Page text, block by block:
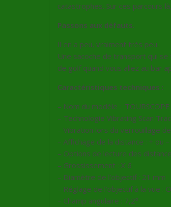
catastrophes. Sur ces parcours
Passons aux défauts.
Il en a peu, vraiment très peu.
Une sacoche de transport qui
de golf quand vous allez au bar
Caractéristiques techniques :
– Nom du modèle : TOURSCOPE
– Technologie Vibrating Scan
– Vibration lors du verrouillage
– Affichage de la distance : + ou
– Options de lecture des
– Grossissement : X 6
– Diamètre de l’objectif : 21 mm
– Réglage de l’objectif à la vue :
– Champ angulaire : 7,2°